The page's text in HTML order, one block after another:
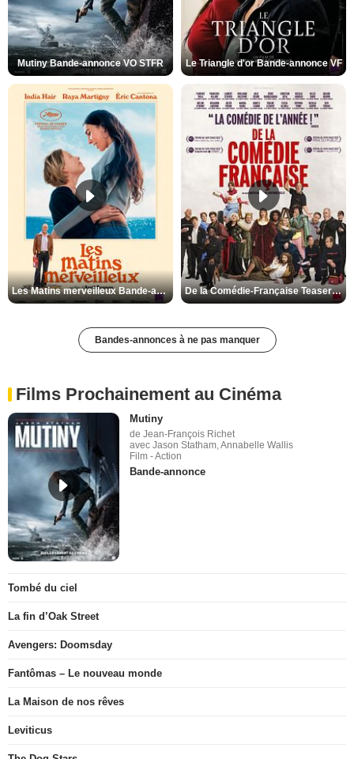
Mutiny Bande-annonce VO STFR Le Triangle d'or Bande-annonce VF
Les Matins merveilleux Bande-annonce VF De la Comédie-Française Teaser VF
Bandes-annonces à ne pas manquer
Films Prochainement au Cinéma
Mutiny
de Jean-François Richet
avec Jason Statham, Annabelle Wallis
Film - Action
Bande-annonce
Tombé du ciel
La fin d’Oak Street
Avengers: Doomsday
Fantômas – Le nouveau monde
La Maison de nos rêves
Leviticus